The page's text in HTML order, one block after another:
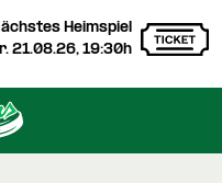
Heimspiel
21.08.26, 19:30h